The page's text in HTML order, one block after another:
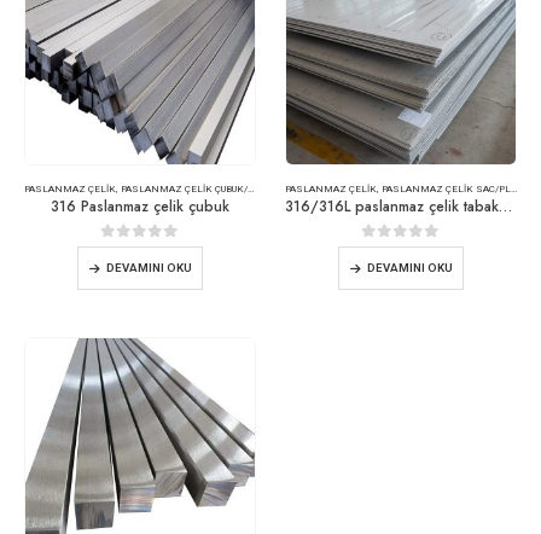
PASLANMAZ ÇELIK, PASLANMAZ ÇELIK ÇUBUK/ÇUBUK
316 Paslanmaz çelik çubuk
05 üzerinden
DEVAMINI OKU
PASLANMAZ ÇELIK, PASLANMAZ ÇELIK SAC/PLAKA
316/316L paslanmaz çelik tabakalar
05 üzerinden
DEVAMINI OKU